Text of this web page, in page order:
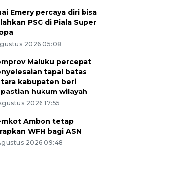
Emery percaya diri bisa
PSG di Piala Super
2026 05:08
Maluku percepat
tapal batas
kabupaten beri
hukum wilayah
2026 17:55
Ambon tetap
WFH bagi ASN
2026 09:48